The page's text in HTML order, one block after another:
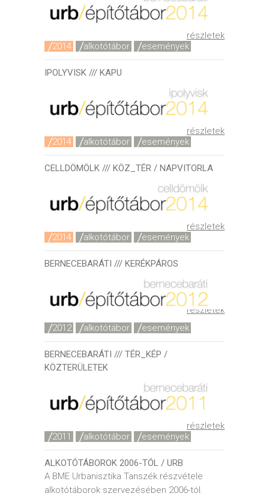
részletek
2014
alkotótábor események
IPOLYVISK /// KAPU
részletek
2014
alkotótábor események
CELLDÖMÖLK /// KÖZ_TÉR / NAPVITORLA
részletek
2014
alkotótábor események
BERNECEBARÁTI /// KERÉKPÁROS
részletek
2012
alkotótábor események
BERNECEBARÁTI /// TÉR_KÉP /
KÖZTERÜLETEK
részletek
2011
alkotótábor események
ALKOTÓTÁBOROK 2006-TÓL / URB
A BME Urbanisztika Tanszék részvétele
alkotótáborok szervezésében 2006-tól.